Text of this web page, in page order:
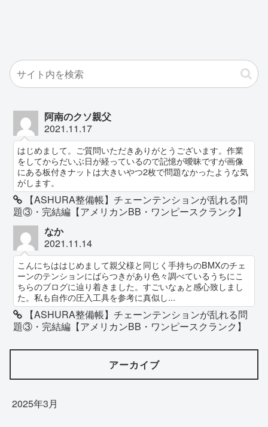
阿南のクソ親父
2021.11.17
はじめまして。ご質問いただきありがとうございます。作業
をしてからだいぶ日が経っているので記憶が曖昧ですが画像
にある板付きナットは大きいやつ2枚で問題なかったような気
がします。
【ASHURA整備帳】チェーンテンションが乱れる問
題③・完結編【アメリカンBB・ワンピースクランク】
なか
2021.11.14
こんにちははじめまして親父様と同じく手持ちのBMXのチェ
ーンのテンションにばらつきがあり色々調べているうちにこ
ちらのブログに辿り着きました。すごいなぁと感心致しまし
た。私も自作の圧入工具を参考に真似し...
【ASHURA整備帳】チェーンテンションが乱れる問
題③・完結編【アメリカンBB・ワンピースクランク】
アーカイブ
2025年3月